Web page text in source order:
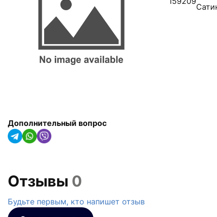
арматура
Радиаторы отопления,
конвекторы и
полотенцесушители
Трубная изоляция и крепления
Дополнительный вопрос
Отзывы 0
Будьте первым, кто напишет отзыв